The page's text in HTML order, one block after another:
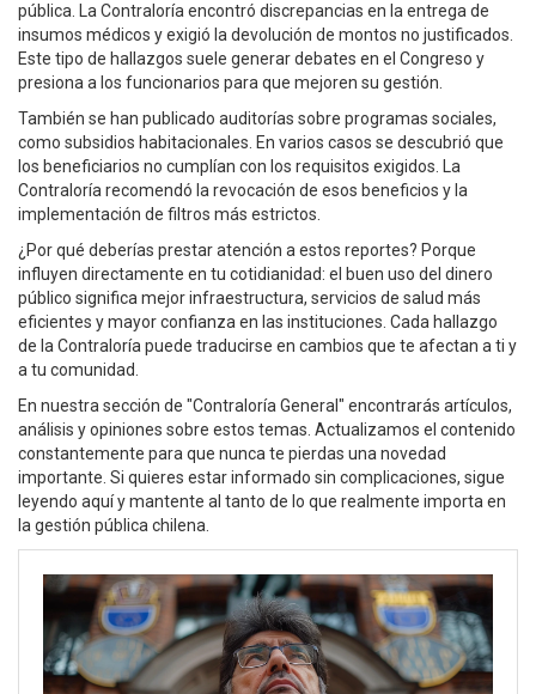
pública. La Contraloría encontró discrepancias en la entrega de
insumos médicos y exigió la devolución de montos no justificados.
Este tipo de hallazgos suele generar debates en el Congreso y
presiona a los funcionarios para que mejoren su gestión.
También se han publicado auditorías sobre programas sociales,
como subsidios habitacionales. En varios casos se descubrió que
los beneficiarios no cumplían con los requisitos exigidos. La
Contraloría recomendó la revocación de esos beneficios y la
implementación de filtros más estrictos.
¿Por qué deberías prestar atención a estos reportes? Porque
influyen directamente en tu cotidianidad: el buen uso del dinero
público significa mejor infraestructura, servicios de salud más
eficientes y mayor confianza en las instituciones. Cada hallazgo
de la Contraloría puede traducirse en cambios que te afectan a ti y
a tu comunidad.
En nuestra sección de "Contraloría General" encontrarás artículos,
análisis y opiniones sobre estos temas. Actualizamos el contenido
constantemente para que nunca te pierdas una novedad
importante. Si quieres estar informado sin complicaciones, sigue
leyendo aquí y mantente al tanto de lo que realmente importa en
la gestión pública chilena.